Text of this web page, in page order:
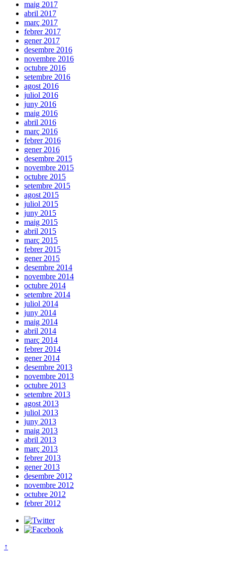
maig 2017
abril 2017
març 2017
febrer 2017
gener 2017
desembre 2016
novembre 2016
octubre 2016
setembre 2016
agost 2016
juliol 2016
juny 2016
maig 2016
abril 2016
març 2016
febrer 2016
gener 2016
desembre 2015
novembre 2015
octubre 2015
setembre 2015
agost 2015
juliol 2015
juny 2015
maig 2015
abril 2015
març 2015
febrer 2015
gener 2015
desembre 2014
novembre 2014
octubre 2014
setembre 2014
juliol 2014
juny 2014
maig 2014
abril 2014
març 2014
febrer 2014
gener 2014
desembre 2013
novembre 2013
octubre 2013
setembre 2013
agost 2013
juliol 2013
juny 2013
maig 2013
abril 2013
març 2013
febrer 2013
gener 2013
desembre 2012
novembre 2012
octubre 2012
febrer 2012
↑